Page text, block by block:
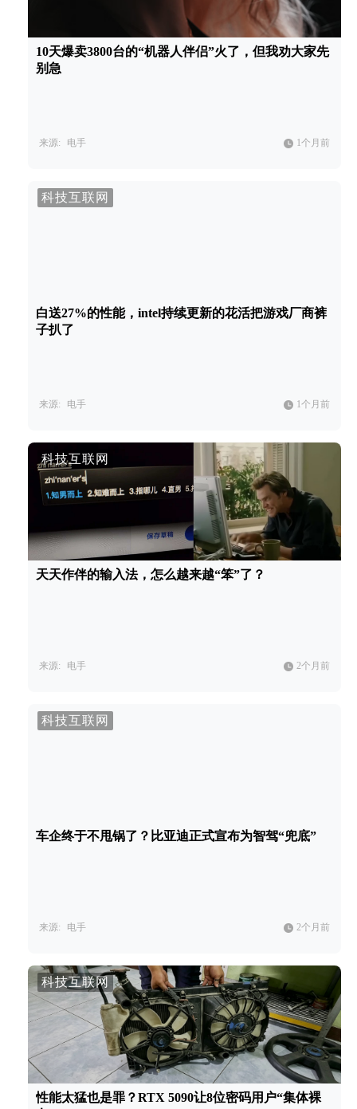
10天爆卖3800台的“机器人伴侣”火了，但我劝大家先
别急
来源: 电手 1个月前
科技互联网
白送27%的性能，intel持续更新的花活把游戏厂商裤
子扒了
来源: 电手 1个月前
科技互联网
天天作伴的输入法，怎么越来越“笨”了？
来源: 电手 2个月前
科技互联网
车企终于不甩锅了？比亚迪正式宣布为智驾“兜底”
来源: 电手 2个月前
科技互联网
性能太猛也是罪？RTX 5090让8位密码用户“集体裸